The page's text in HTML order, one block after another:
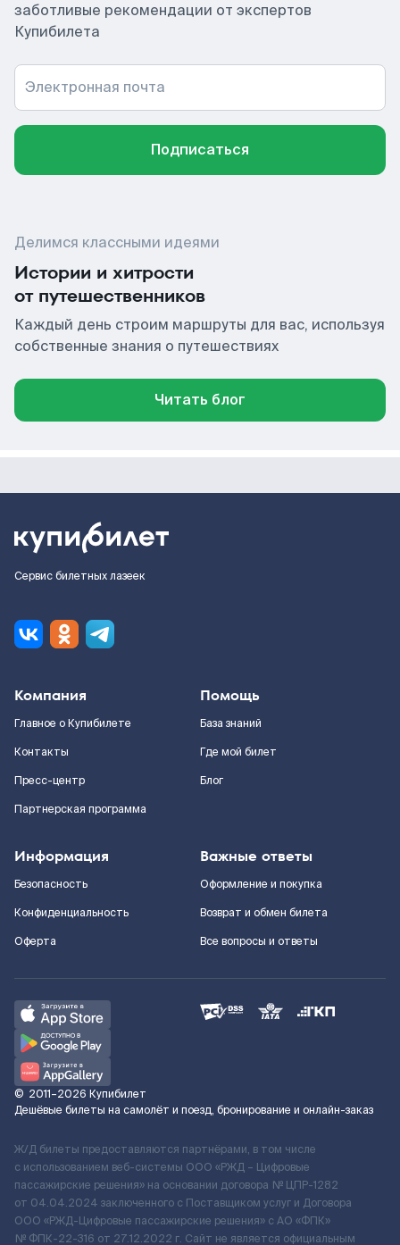
заботливые рекомендации от экспертов
Купибилета
Электронная почта
Подписаться
Делимся классными идеями
Истории и хитрости
от путешественников
Каждый день строим маршруты для вас, используя
собственные знания о путешествиях
Читать блог
Сервис билетных лазеек
Компания
Главное о Купибилете
Контакты
Пресс-центр
Партнерская программа
Помощь
База знаний
Где мой билет
Блог
Информация
Безопасность
Конфиденциальность
Оферта
Важные ответы
Оформление и покупка
Возврат и обмен билета
Все вопросы и ответы
© 2011–2026 Купибилет
Дешёвые билеты на самолёт и поезд, бронирование и онлайн-заказ
Ж/Д билеты предоставляются партнёрами, в том числе
с использованием веб-системы ООО «РЖД – Цифровые
пассажирские решения» на основании договора № ЦПР-1282
от 04.04.2024 заключенного с Поставщиком услуг и Договора
ООО «РЖД-Цифровые пассажирские решения» c АО «ФПК»
№ ФПК-22-316 от 27.12.2022 г. Сайт не является официальным